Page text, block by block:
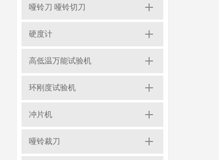
哑铃刀 哑铃切刀
硬度计
高低温万能试验机
环刚度试验机
冲片机
哑铃裁刀